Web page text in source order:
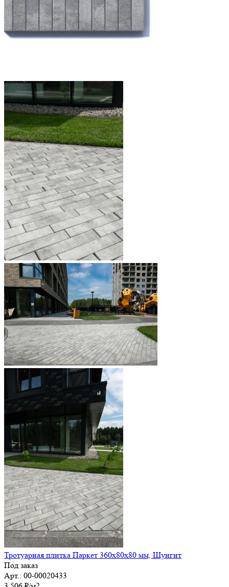
Тротуарная плитка Паркет 360х80х80 мм, Шунгит
Под заказ
Арт.: 00-00020433